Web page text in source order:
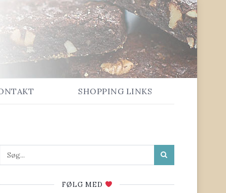
SHOPPING LINKS
FØLG MED